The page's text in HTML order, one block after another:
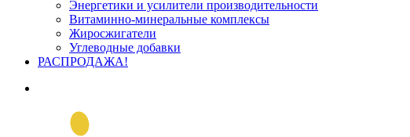
Энергетики и усилители производительности
Витаминно-минеральные комплексы
Жиросжигатели
Углеводные добавки
РАСПРОДАЖА!